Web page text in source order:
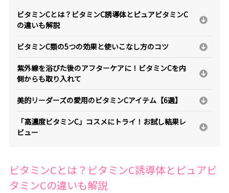
ビタミンCとは？ビタミンC誘導体とピュアビタミンC
の違いも解説
ビタミンC類の5つの効果と使いこなし方のコツ
紫外線を浴びた後のアフターケアに！ビタミンCを内
側からも取り入れて
美的リーダーズの愛用のビタミンCアイテム【6選】
「高濃度ビタミンC」コスメにトライ！お試し結果レ
ビュー
ビタミンCとは？ビタミンC誘導体とピュアビ
タミンCの違いも解説